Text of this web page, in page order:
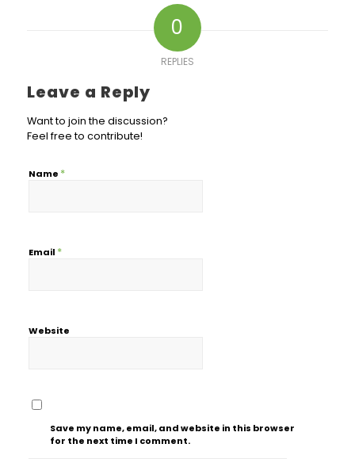
0
REPLIES
Leave a Reply
Want to join the discussion?
Feel free to contribute!
Name *
Email *
Website
Save my name, email, and website in this browser
for the next time I comment.